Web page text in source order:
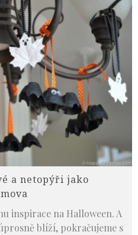
a netopýři jako
inspirace na Halloween. A
blíží, pokračujeme s